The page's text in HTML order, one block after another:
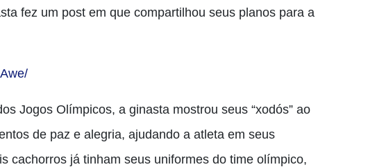
fez um post em que compartilhou seus planos para a
Jogos Olímpicos, a ginasta mostrou seus “xodós” ao
de paz e alegria, ajudando a atleta em seus
cachorros já tinham seus uniformes do time olímpico,